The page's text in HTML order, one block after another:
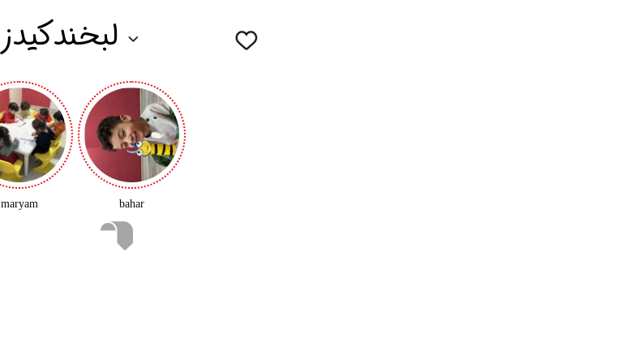
لبخندکیدز
maryam bahar